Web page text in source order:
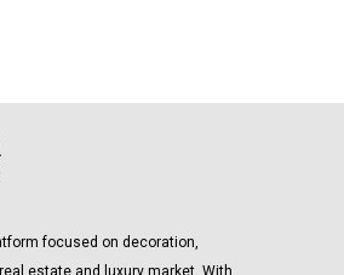
focused on decoration,
estate and luxury market. With